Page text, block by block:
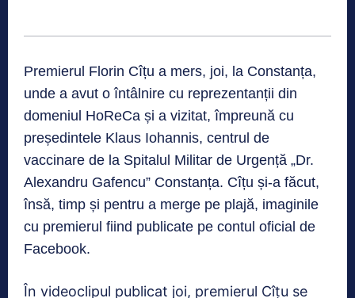
Premierul Florin Cîțu a mers, joi, la Constanța,
unde a avut o întâlnire cu reprezentanții din
domeniul HoReCa și a vizitat, împreună cu
președintele Klaus Iohannis, centrul de
vaccinare de la Spitalul Militar de Urgență „Dr.
Alexandru Gafencu” Constanța. Cîțu și-a făcut,
însă, timp și pentru a merge pe plajă, imaginile
cu premierul fiind publicate pe contul oficial de
Facebook.
În videoclipul publicat joi, premierul Cîțu se